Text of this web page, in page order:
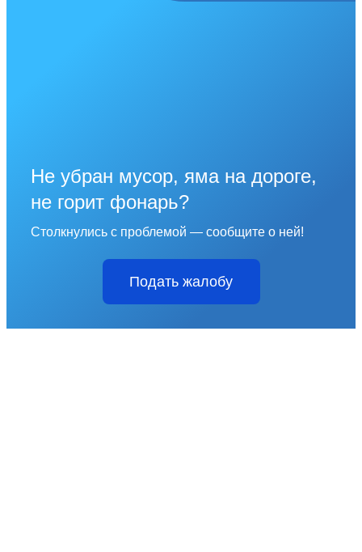
Не убран мусор, яма на дороге,
не горит фонарь?
Столкнулись с проблемой — сообщите о ней!
Подать жалобу